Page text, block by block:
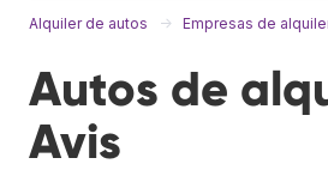
Alquiler de autos Empresas de
Autos de
Avis